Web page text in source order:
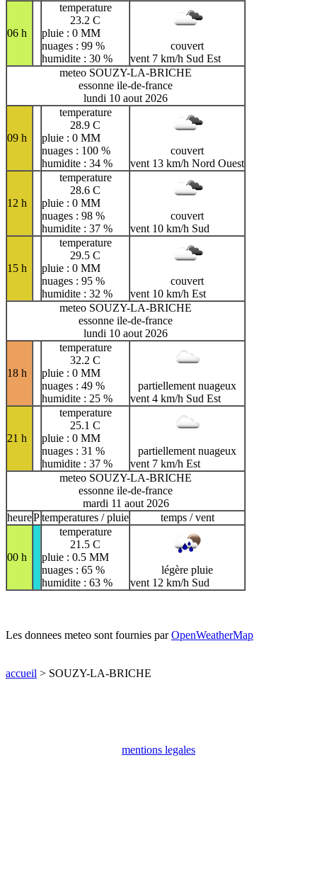
06 h
temperature
23.2 C
pluie : 0 MM
nuages : 99 %
humidite : 30 %
couvert
vent 7 km/h Sud Est
meteo SOUZY-LA-BRICHE
essonne ile-de-france
lundi 10 aout 2026
09 h
temperature
28.9 C
pluie : 0 MM
nuages : 100 %
humidite : 34 %
couvert
vent 13 km/h Nord Ouest
12 h
temperature
28.6 C
pluie : 0 MM
nuages : 98 %
humidite : 37 %
couvert
vent 10 km/h Sud
15 h
temperature
29.5 C
pluie : 0 MM
nuages : 95 %
humidite : 32 %
couvert
vent 10 km/h Est
meteo SOUZY-LA-BRICHE
essonne ile-de-france
lundi 10 aout 2026
18 h
temperature
32.2 C
pluie : 0 MM
nuages : 49 %
humidite : 25 %
partiellement nuageux
vent 4 km/h Sud Est
21 h
temperature
25.1 C
pluie : 0 MM
nuages : 31 %
humidite : 37 %
partiellement nuageux
vent 7 km/h Est
meteo SOUZY-LA-BRICHE
essonne ile-de-france
mardi 11 aout 2026
heurePtemperatures / pluie temps / vent
00 h
temperature
21.5 C
pluie : 0.5 MM
nuages : 65 %
humidite : 63 %
légère pluie
vent 12 km/h Sud
Les donnees meteo sont fournies parOpenWeatherMap
accueil > SOUZY-LA-BRICHE
mentions legales